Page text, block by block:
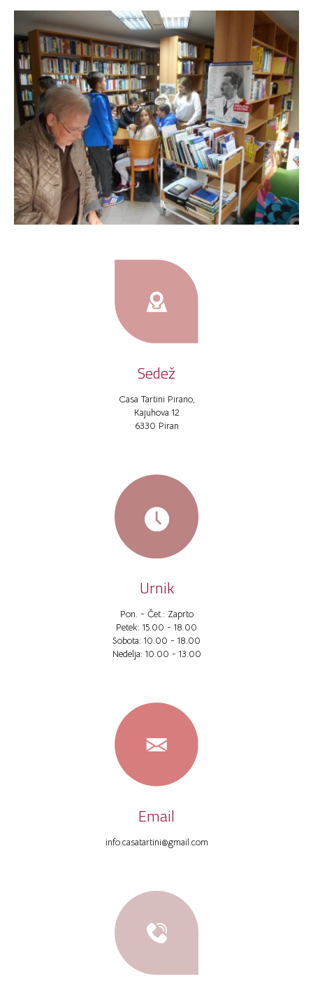
Sedež
Casa Tartini Pirano,
Kajuhova 12
6330 Piran
Urnik
Pon. - Čet.: Zaprto
Petek: 15.00 - 18.00
Sobota: 10.00 - 18.00
Nedelja: 10.00 - 13.00
Email
info.casatartini@gmail.com